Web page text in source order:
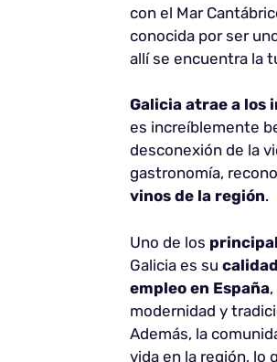
con el Mar
conocida por ser
allí se encuentra la
Galicia atrae a los
es increíblemente
desconexión de la
gastronomía,
vinos de la región.
Uno de los
Galicia es su
empleo en España
modernidad y
Además, la
vida en la región, lo